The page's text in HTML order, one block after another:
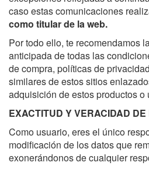
caso estas comunicaciones
como titular de la web.
Por todo ello, te recomendamos
anticipada de todas las
de compra, políticas de
similares de estos sitios
adquisición de estos productos o
EXACTITUD Y VERACIDAD DE
Como usuario, eres el único
modificación de los datos que
exonerándonos de cualquier